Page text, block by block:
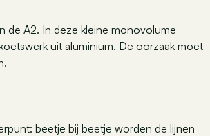
de A2. In deze kleine monovolume
uit aluminium. De oorzaak moet
beetje bij beetje worden de lijnen